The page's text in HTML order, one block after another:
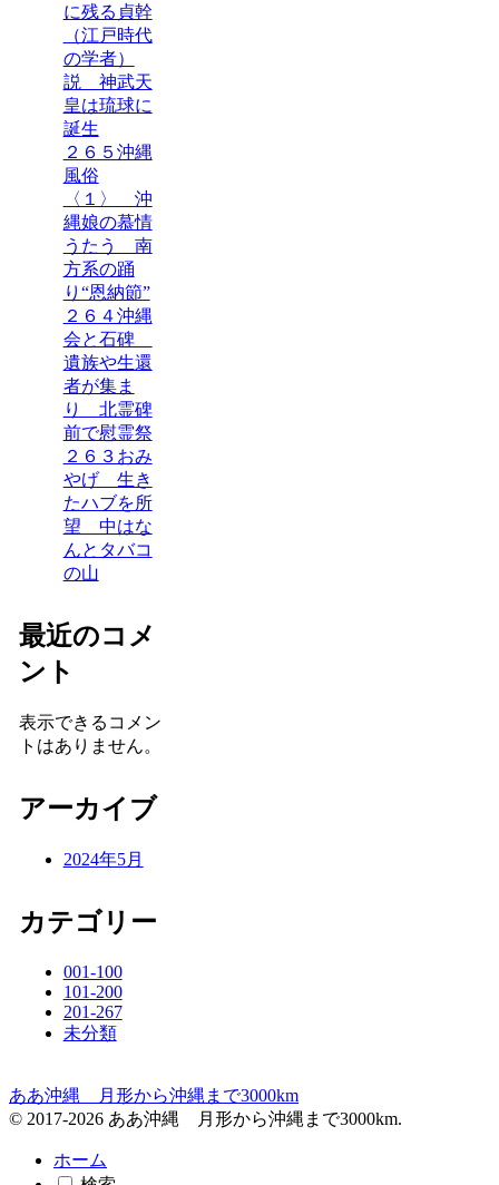
に残る貞幹
（江戸時代
の学者）
説 神武天
皇は琉球に
誕生
２６５沖縄
風俗
〈１〉 沖
縄娘の慕情
うたう 南
方系の踊
り“恩納節”
２６４沖縄
会と石碑
遺族や生還
者が集ま
り 北霊碑
前で慰霊祭
２６３おみ
やげ 生き
たハブを所
望 中はな
んとタバコ
の山
最近のコメ
ント
表示できるコメン
トはありません。
アーカイブ
2024年5月
カテゴリー
001-100
101-200
201-267
未分類
ああ沖縄 月形から沖縄まで3000km
© 2017-2026 ああ沖縄 月形から沖縄まで3000km.
ホーム